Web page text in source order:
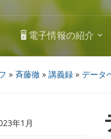
🖥 電子情報の紹介
» 斉藤徹 » 講義録 » データ
年1月